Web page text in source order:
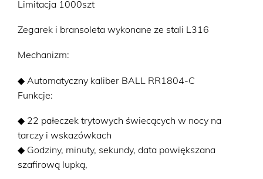
GR
Limitacja 1000szt
Zegarek i bransoleta wykonane ze stali L316
Mechanizm:
◆ Automatyczny kaliber BALL RR1804-C
Funkcje:
◆ 22 pałeczek trytowych świecących w nocy na
tarczy i wskazówkach
◆ Godziny, minuty, sekundy, data powiększana
szafirową lupką,